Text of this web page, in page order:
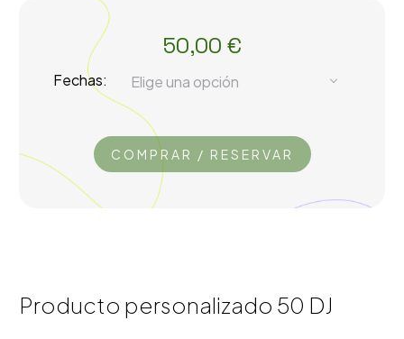
Producto personalizado 50 DJ
50,00 €
Fechas Elige una opción
COMPRAR / RESERVAR